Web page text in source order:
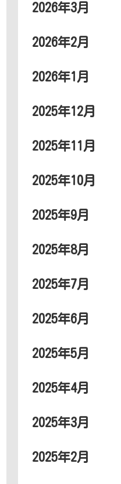
2026年3月
2026年2月
2026年1月
2025年12月
2025年11月
2025年10月
2025年9月
2025年8月
2025年7月
2025年6月
2025年5月
2025年4月
2025年3月
2025年2月